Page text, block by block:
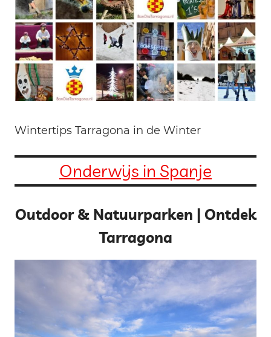
Wintertips Tarragona in de Winter
Onderwijs in Spanje
Outdoor & Natuurparken | Ontdek
Tarragona